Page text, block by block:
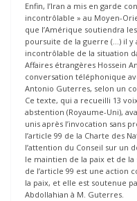
Enfin, l’Iran a mis en garde
incontrôlable » au Moyen-
que l’Amérique soutiendra
poursuite de la guerre (…) il y
incontrôlable de la situation
Affaires étrangères Hossein
conversation téléphonique
Antonio Guterres, selon un
Ce texte, qui a recueilli 13
abstention (Royaume-Uni),
unis après l’invocation sans
l’article 99 de la Charte des
l’attention du Conseil sur un
le maintien de la paix et de la
de l’article 99 est une action
la paix, et elle est soutenue
Abdollahian à M. Guterres.